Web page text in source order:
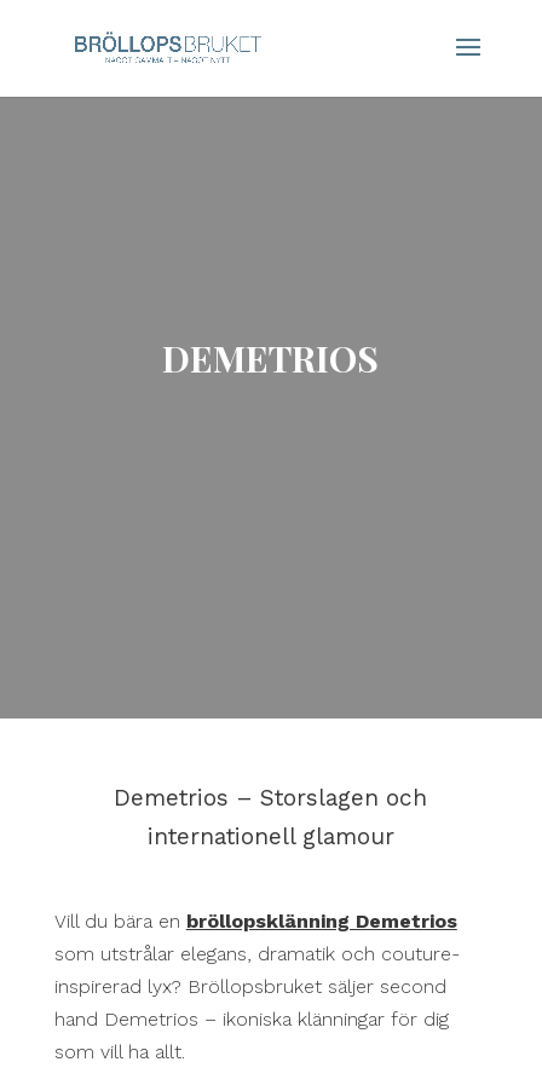
DEMETRIOS
Demetrios – Storslagen och
internationell glamour
Vill du bära en bröllopsklänning Demetrios
som utstrålar elegans, dramatik och couture-
inspirerad lyx? Bröllopsbruket säljer second
hand Demetrios – ikoniska klänningar för dig
som vill ha allt.